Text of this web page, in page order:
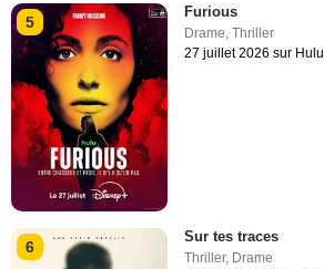
5
Furious
Drame ,Thriller
27 juillet 2026 sur Hulu
6
Sur tes traces
Thriller, Drame